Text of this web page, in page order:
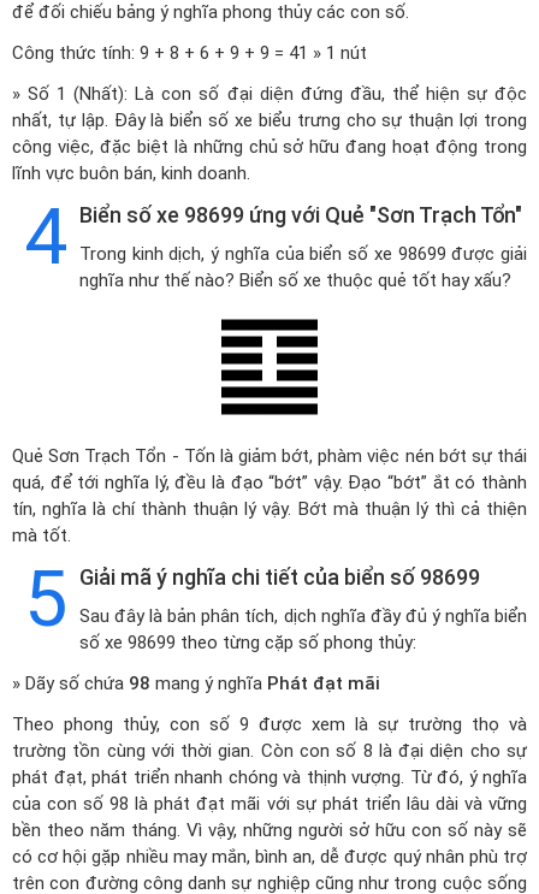
để đối chiếu bảng ý nghĩa phong thủy các con số.
Công thức tính: 9 + 8 + 6 + 9 + 9 = 41 » 1 nút
» Số 1 (Nhất): Là con số đại diện đứng đầu, thể hiện sự độc
nhất, tự lập. Đây là biển số xe biểu trưng cho sự thuận lợi trong
công việc, đặc biệt là những chủ sở hữu đang hoạt động trong
lĩnh vực buôn bán, kinh doanh.
4 Biển số xe 98699 ứng với Quẻ "Sơn Trạch Tổn"
Trong kinh dịch, ý nghĩa của biển số xe 98699 được giải
nghĩa như thế nào? Biển số xe thuộc quẻ tốt hay xấu?
Quẻ Sơn Trạch Tổn - Tốn là giảm bớt, phàm việc nén bớt sự thái
quá, để tới nghĩa lý, đều là đạo “bớt” vậy. Đạo “bớt” ắt có thành
tín, nghĩa là chí thành thuận lý vậy. Bớt mà thuận lý thì cả thiện
mà tốt.
5 Giải mã ý nghĩa chi tiết của biển số 98699
Sau đây là bản phân tích, dịch nghĩa đầy đủ ý nghĩa biển
số xe 98699 theo từng cặp số phong thủy:
» Dãy số chứa 98 mang ý nghĩa Phát đạt mãi
Theo phong thủy, con số 9 được xem là sự trường thọ và
trường tồn cùng với thời gian. Còn con số 8 là đại diện cho sự
phát đạt, phát triển nhanh chóng và thịnh vượng. Từ đó, ý nghĩa
của con số 98 là phát đạt mãi với sự phát triển lâu dài và vững
bền theo năm tháng. Vì vậy, những người sở hữu con số này sẽ
có cơ hội gặp nhiều may mắn, bình an, dễ được quý nhân phù trợ
trên con đường công danh sự nghiệp cũng như trong cuộc sống